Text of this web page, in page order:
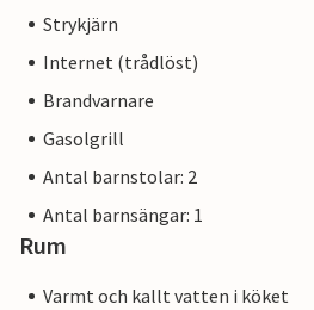
Strykjärn
Internet (trådlöst)
Brandvarnare
Gasolgrill
Antal barnstolar: 2
Antal barnsängar: 1
Rum
Varmt och kallt vatten i köket